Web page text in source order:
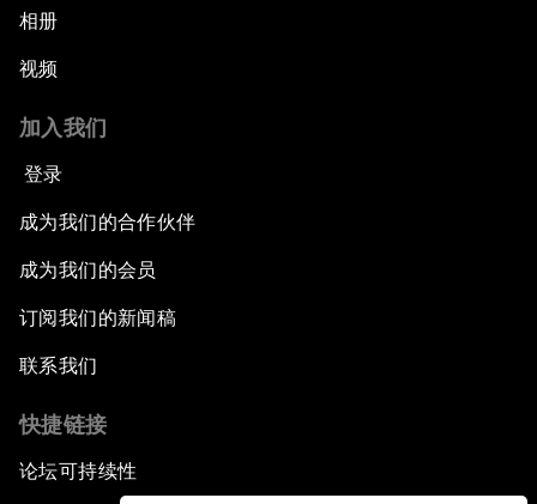
相册
视频
加入我们
登录
成为我们的合作伙伴
成为我们的会员
订阅我们的新闻稿
联系我们
快捷链接
论坛可持续性